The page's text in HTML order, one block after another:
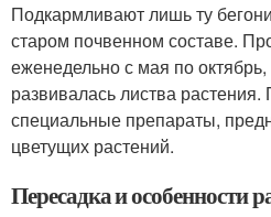
Подкармливают лишь ту
старом почвенном составе.
еженедельно с мая по
развивалась листва
специальные препараты,
цветущих растений.
Пересадка и особенности